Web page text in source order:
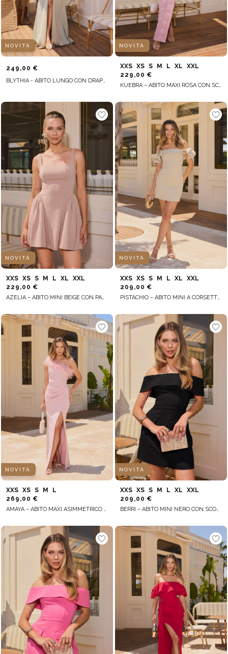
NOVITÀ
249,00 €
BLYTHIA - ABITO LUNGO CON DRAPPEGGI IN TONALITÀ VERDE PISELLO
NOVITÀ
XXS XS S M L XL
XXL
229,00 €
KUEBRA – ABITO MAXI ROSA CON SCOLLO ALLA SPAGNOLA
NOVITÀ
XXS XS S M L XL
XXL
229,00 €
NOVITÀ
XXS XS S M L XL
XXL
209,00 €
NOVITÀ
XXS XS S M
L
269,00 €
AMAYA – ABITO MAXI ASIMMETRICO NELLA TONALITÀ ROSA CIPRIA
NOVITÀ
XXS XS S M L XL
XXL
209,00 €
BERRI – ABITO MINI NERO CON SCOLLO ALLA SPAGNOLA